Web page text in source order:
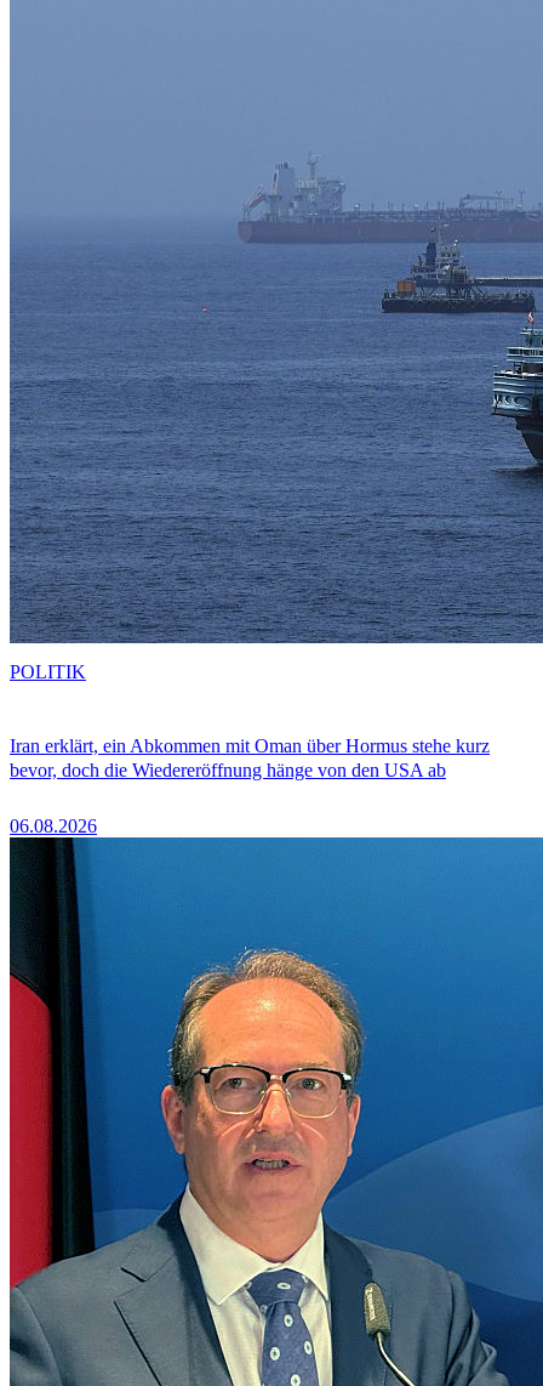
Iran erklärt, ein Abkommen mit Oman über Hormus stehe kurz
bevor, doch die Wiedereröffnung hänge von den USA ab
06.08.2026
POLITIK